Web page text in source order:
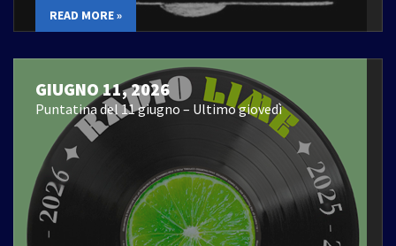
READ MORE »
GIUGNO 11, 2026
Puntatina del 11 giugno – Ultimo giovedì